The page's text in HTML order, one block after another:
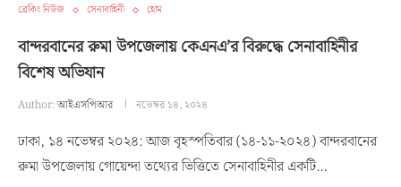
ব্রেকিং নিউজ সেনাবাহিনী হোম
বান্দরবানের রুমা উপজেলায় কেএনএ’র বিরুদ্ধে সেনাবাহিনীর
বিশেষ অভিযান
Author:আইএসপিআর নভেম্বর ১৪, ২০২৪
ঢাকা, ১৪ নভেম্বর ২০২৪: আজ বৃহস্পতিবার (১৪-১১-২০২৪) বান্দরবানের
রুমা উপজেলায় গোয়েন্দা তথ্যের ভিত্তিতে সেনাবাহিনীর একটি…